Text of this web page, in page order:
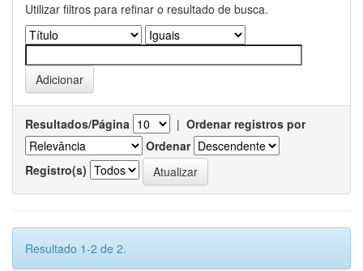
Utilizar filtros para refinar o resultado de busca.
Resultados/Página | Ordenar registros por
Ordenar
Registro(s)
Resultado 1-2 de 2.